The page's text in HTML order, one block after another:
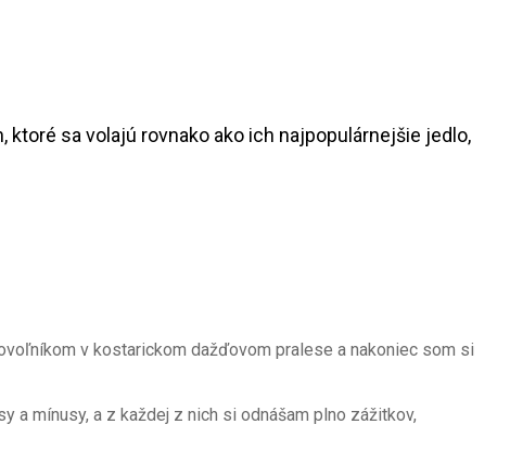
sa volajú rovnako ako ich najpopulárnejšie jedlo,
v kostarickom dažďovom pralese a nakoniec som si
a mínusy, a z každej z nich si odnášam plno zážitkov,